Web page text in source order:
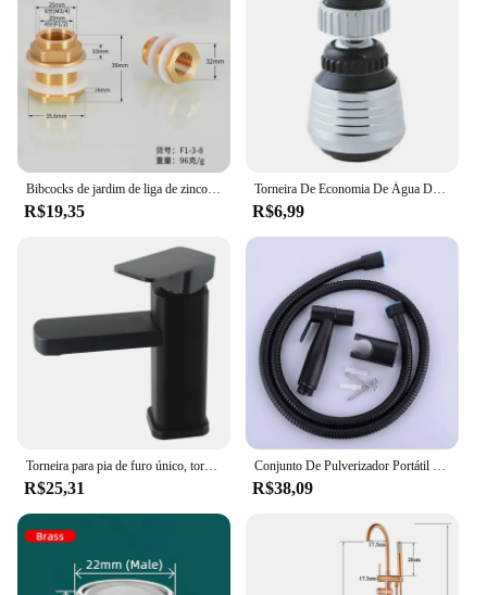
R$19,35
Torneira De Economia De Água De Cozinha Para Torneira De Pia, Filtro De Bico De Poupança De Água, Ajuste De 360 Graus, Tubo De Extensão
R$6,99
R$25,31 R$38,09